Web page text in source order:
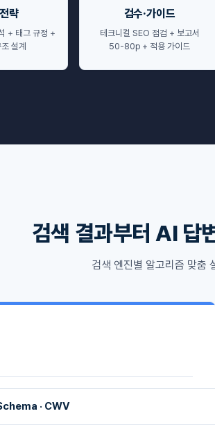
략
+ 태그 규정 +
설계
검수·가이드
테크니컬 SEO 점검 + 보고서
50-80p + 적용 가이드
검색 결과부터 AI 답
검색 엔진별 알고리즘 맞춤
· CWV